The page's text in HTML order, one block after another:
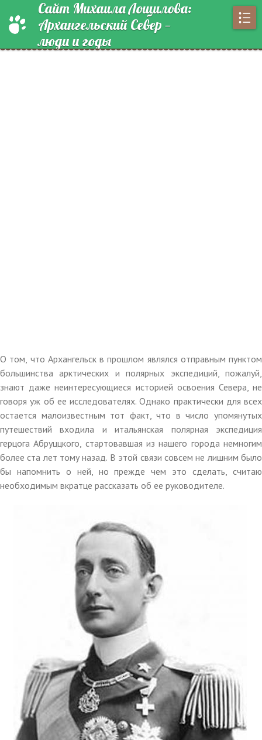
Сайт Михаила Лощилова:
Архангельский Север —
люди и годы
О том, что Архангельск в прошлом являлся отправным пунктом
большинства арктических и полярных экспедиций, пожалуй,
знают даже неинтересующиеся историей освоения Севера, не
говоря уж об ее исследователях. Однако практически для всех
остается малоизвестным тот факт, что в число упомянутых
путешествий входила и итальянская полярная экспедиция
герцога Абруццкого, стартовавшая из нашего города немногим
более ста лет тому назад. В этой связи совсем не лишним было
бы напомнить о ней, но прежде чем это сделать, считаю
необходимым вкратце рассказать об ее руководителе.